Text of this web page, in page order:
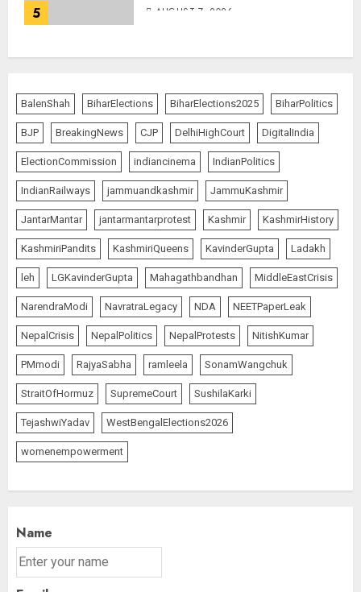
5 AUGUST 7, 2026
BalenShah BiharElections BiharElections2025 BiharPolitics
BJP BreakingNews CJP DelhiHighCourt DigitalIndia
ElectionCommission indiancinema IndianPolitics
IndianRailways jammuandkashmir JammuKashmir
JantarMantar jantarmantarprotest Kashmir KashmirHistory
KashmiriPandits KashmiriQueens KavinderGupta Ladakh
leh LGKavinderGupta Mahagathbandhan MiddleEastCrisis
NarendraModi NavratraLegacy NDA NEETPaperLeak
NepalCrisis NepalPolitics NepalProtests NitishKumar
PMmodi RajyaSabha ramleela SonamWangchuk
StraitOfHormuz SupremeCourt SushilaKarki
TejashwiYadav WestBengalElections2026
womenempowerment
Name